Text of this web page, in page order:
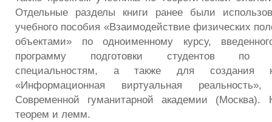
Отдельные разделы книги ранее были
учебного пособия «Взаимодействие физических
объектами» по одноименному курсу,
программу подготовки студентов по
специальностям, а также для создания
«Информационная виртуальная
Современной гуманитарной академии (Москва).
теорем и лемм.